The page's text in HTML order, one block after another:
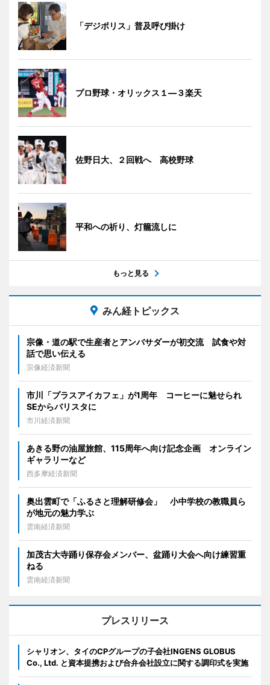
「デジポリス」普及呼び掛け
プロ野球・オリックス１―３楽天
佐野日大、２回戦へ 高校野球
平和への祈り、灯籠流しに
もっと見る
みん経トピックス
宗像・道の駅で生産者とアンバサダーが初交流 試食や対
話で思い伝える
宗像経済新聞
市川「プラスアイカフェ」が1周年 コーヒーに魅せられ
SEからバリスタに
市川経済新聞
あきる野の油屋旅館、115周年へ向け記念企画 オンライン
ギャラリーなど
西多摩経済新聞
奥出雲町で「ふるさと理解研修会」 小中学校の教職員ら
が地元の魅力学ぶ
雲南経済新聞
加茂古大寺踊り保存会メンバー、盆踊り大会へ向け練習重
ねる
雲南経済新聞
プレスリリース
シャリオン、タイのCPグループの子会社INGENS GLOBUS
Co., Ltd. と資本提携および合弁会社設立に関する調印式を実施